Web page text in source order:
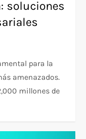
soluciones
para la
amenazados.
millones de